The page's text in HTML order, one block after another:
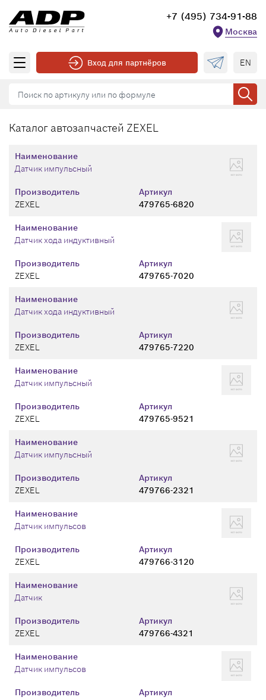
+7 (495) 734-91-88
Москва
Вход для партнёров EN
Каталог автозапчастей ZEXEL
Производитель
ZEXEL
Артикул
479765-6820
Наименование
Датчик импульсный
Производитель
ZEXEL
Артикул
479765-7020
Наименование
Датчик хода индуктивный
Производитель
ZEXEL
Артикул
479765-7220
Наименование
Датчик хода индуктивный
Производитель
ZEXEL
Артикул
479765-9521
Наименование
Датчик импульсный
Производитель
ZEXEL
Артикул
479766-2321
Наименование
Датчик импульсный
Производитель
ZEXEL
Артикул
479766-3120
Наименование
Датчик импульсов
Производитель
ZEXEL
Артикул
479766-4321
Наименование
Датчик
Производитель
Артикул
Наименование
Датчик импульсов